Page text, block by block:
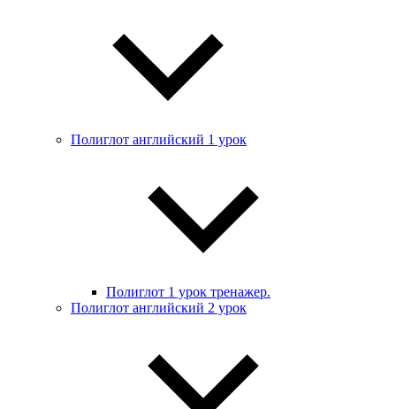
Полиглот английский 1 урок
Полиглот 1 урок тренажер.
Полиглот английский 2 урок